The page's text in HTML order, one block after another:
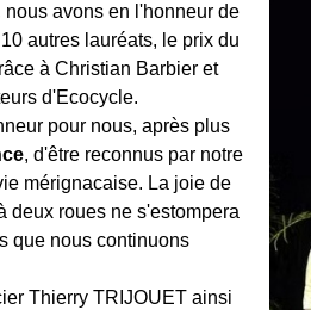
nous avons en l'honneur de
autres lauréats, le prix du
à Christian Barbier et
d'Ecocycle.
pour nous, après plus
, d'être reconnus par notre
mérignacaise. La joie de
deux roues ne s'estompera
que nous continuons
Thierry TRIJOUET ainsi